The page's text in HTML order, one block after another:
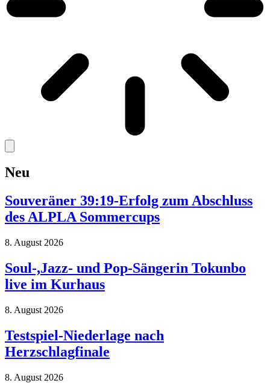
Neu
Souveräner 39:19-Erfolg zum Abschluss
des ALPLA Sommercups
8. August 2026
Soul-,Jazz- und Pop-Sängerin Tokunbo
live im Kurhaus
8. August 2026
Testspiel-Niederlage nach
Herzschlagfinale
8. August 2026